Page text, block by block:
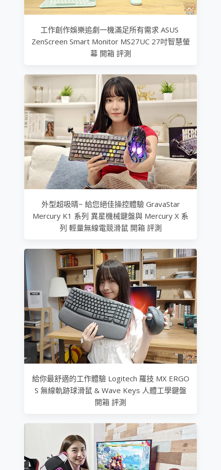
工作創作娛樂追劇一機滿足所有需求 ASUS
ZenScreen Smart Monitor MS27UC 27吋智慧螢
幕 開箱 評測
外型超吸晴~ 給您絕佳操控體驗 GravaStar
Mercury K1 系列 異星機械鍵盤與 Mercury X 系
列 輕量無線電競滑鼠 開箱 評測
給你最舒適的工作體驗 Logitech 羅技 MX ERGO
S 無線軌跡球滑鼠 & Wave Keys 人體工學鍵盤
開箱 評測